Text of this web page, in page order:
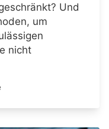
Und
um
nicht